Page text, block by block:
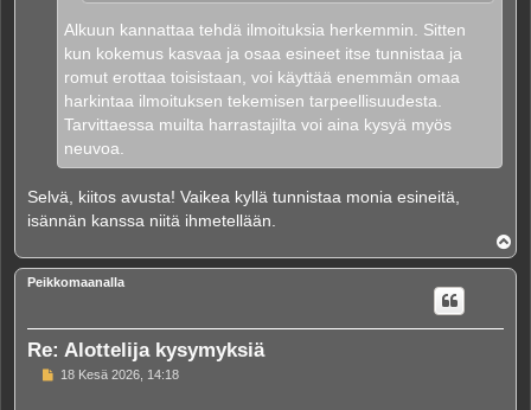
Alkuun kannattaa tehdä ilmoituksia herkemmin. Sitten
kun kokemus kasvaa ja osaa esineet itse tunnistaa ja
romut erottaa toisistaan, voi käyttää enemmän omaa
harkintaa ilmoituksen tekemisen tarpeellisuudesta.
Tarvittaessa muilta harrastajilta voi aina kysyä myös
neuvoa.
Selvä, kiitos avusta! Vaikea kyllä tunnistaa monia esineitä,
isännän kanssa niitä ihmetellään.
l
ö
Peikkomaanalla
Re: Alottelija kysymyksiä
V18 Kesä 2026, 14:18